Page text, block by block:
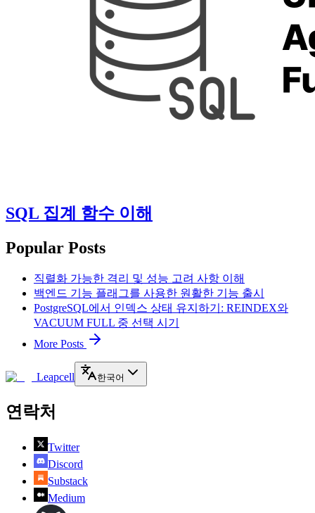
SQL 집계 함수 이해
Popular Posts
직렬화 가능한 격리 및 성능 고려 사항 이해
백엔드 기능 플래그를 사용한 원활한 기능 출시
PostgreSQL에서 인덱스 상태 유지하기: REINDEX와
VACUUM FULL 중 선택 시기
More Posts
Leapcell 한국어
연락처
Twitter
Discord
Substack
Medium